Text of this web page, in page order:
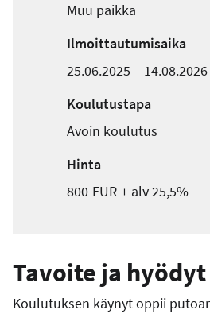
Muu paikka
Ilmoittautumisaika
25.06.2025 – 14.08.2026
Koulutustapa
Avoin koulutus
Hinta
800 EUR + alv 25,5%
Tavoite ja hyödyt
Koulutuksen käynyt oppii